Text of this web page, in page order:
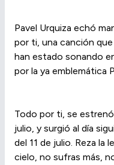
Pavel Urquiza echó
por ti, una canción
han estado sonando
por la ya emblemática
Todo por ti, se
julio, y surgió al día
del 11 de julio. Reza la
cielo, no sufras más,